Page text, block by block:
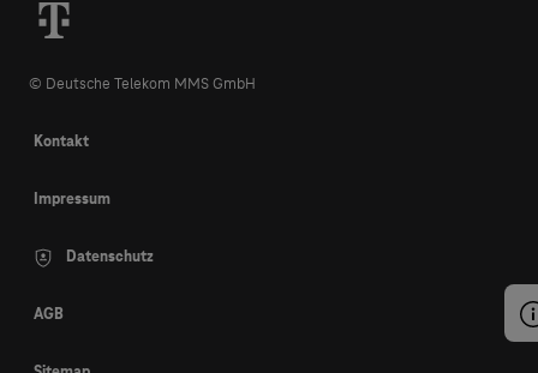
© Deutsche Telekom MMS GmbH
Kontakt
Impressum
Datenschutz
AGB